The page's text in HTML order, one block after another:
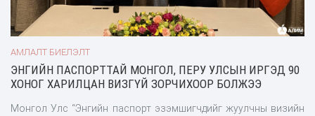
АМЛАЛТ БИЕЛЭЛТ
ЭНГИЙН ПАСПОРТТАЙ МОНГОЛ, ПЕРУ УЛСЫН ИРГЭД 90
ХОНОГ ХАРИЛЦАН ВИЗГҮЙ ЗОРЧИХООР БОЛЖЭЭ
Монгол Улс “Энгийн паспорт эзэмшигчдийг жуулчны визийн